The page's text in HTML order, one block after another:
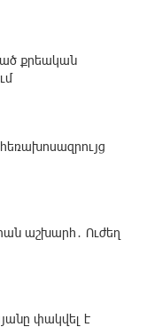
քրեական
աշխարհ․ Ուժեղ
փակվել է